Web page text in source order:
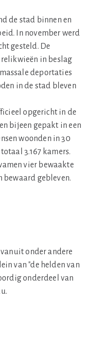
de stad binnen en
In november werd
gesteld. De
relikwieën in beslag
deportaties
in de stad bleven
opgericht in de
bijeen gepakt in een
woonden in 30
3.167 kamers.
vier bewaakte
bewaard gebleven.
onder andere
van "de helden van
onderdeel van